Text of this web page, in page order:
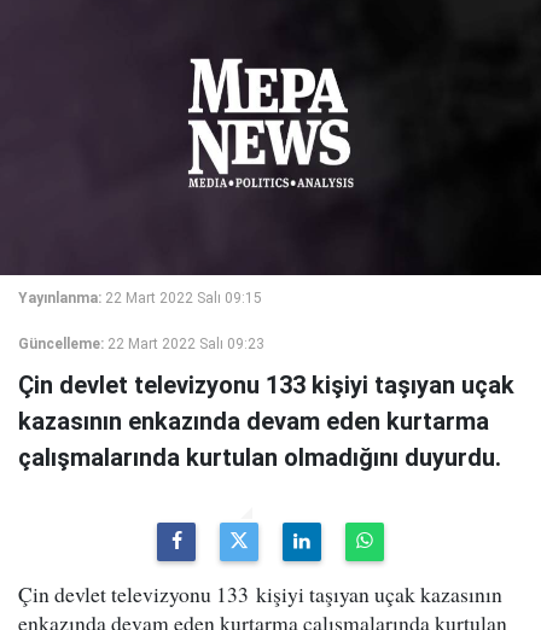
Yayınlanma: 22 Mart 2022 Salı 09:15
Güncelleme: 22 Mart 2022 Salı 09:23
Çin devlet televizyonu 133 kişiyi taşıyan uçak
kazasının enkazında devam eden kurtarma
çalışmalarında kurtulan olmadığını duyurdu.
Çin devlet televizyonu 133 kişiyi taşıyan uçak kazasının
enkazında devam eden kurtarma çalışmalarında kurtulan